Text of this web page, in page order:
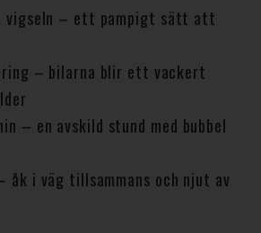
vigseln – ett pampigt sätt att
– bilarna blir ett vackert
– en avskild stund med bubbel
åk i väg tillsammans och njut av